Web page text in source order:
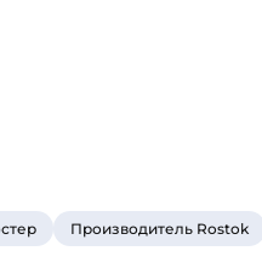
тепло.
ёмкостях
осуществляется с
дачного участка важно
момента:
Производитель Rostok